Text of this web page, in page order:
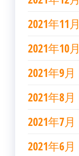
2021年11月
2021年10月
2021年9月
2021年8月
2021年7月
2021年6月